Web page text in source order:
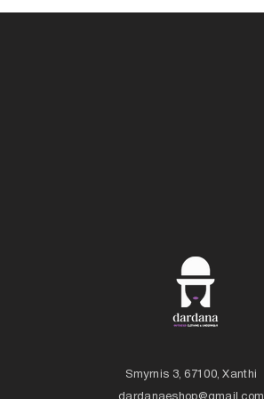
Smyrnis 3, 67100, Xanthi
dardanaeshop@gmail.com